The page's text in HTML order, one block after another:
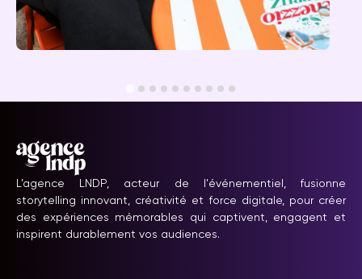
L’agence LNDP, acteur de l'événementiel, fusionne
storytelling innovant, créativité et force digitale, pour créer
des expériences mémorables qui captivent, engagent et
inspirent durablement vos audiences.